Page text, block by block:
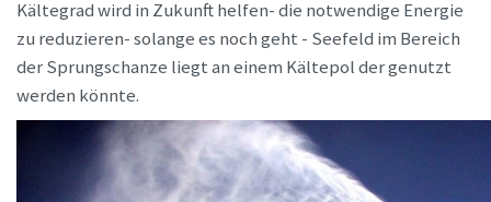
Kältegrad wird in Zukunft helfen- die notwendige Energie
zu reduzieren- solange es noch geht - Seefeld im Bereich
der Sprungschanze liegt an einem Kältepol der genutzt
werden könnte.